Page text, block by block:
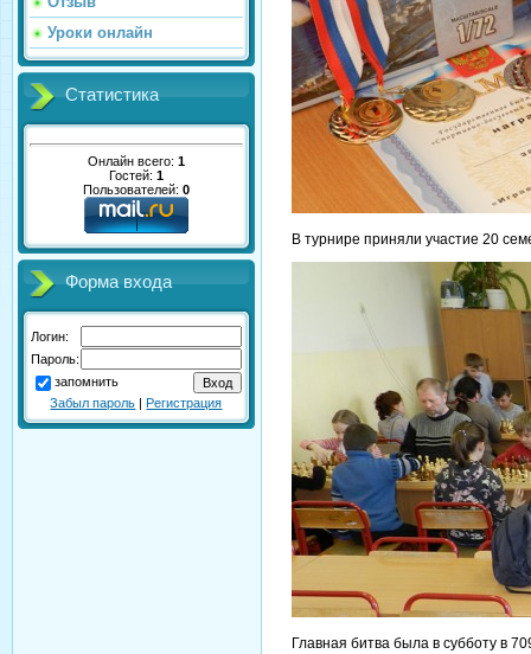
Уроки онлайн
Статистика
Онлайн всего: 1
Гостей: 1
Пользователей: 0
Форма входа
Логин:
Пароль:
запомнить
Забыл пароль |Регистрация
В турнире приняли участие 20
Главная битва была в субботу в